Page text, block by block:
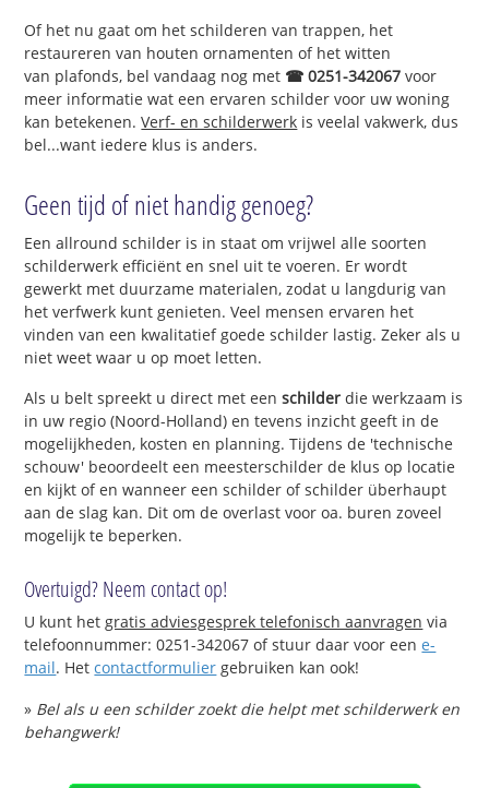
Of het nu gaat om het schilderen van trappen, het
restaureren van houten ornamenten of het witten
van plafonds, bel vandaag nog met ☎ 0251-342067 voor
meer informatie wat een ervaren schilder voor uw woning
kan betekenen.Verf- en schilderwerk is veelal vakwerk, dus
bel...want iedere klus is anders.
Geen tijd of niet handig genoeg?
Een allround schilder is in staat om vrijwel alle soorten
schilderwerk efficiënt en snel uit te voeren. Er wordt
gewerkt met duurzame materialen, zodat u langdurig van
het verfwerk kunt genieten. Veel mensen ervaren het
vinden van een kwalitatief goede schilder lastig. Zeker als u
niet weet waar u op moet letten.
Als u belt spreekt u direct met eenschilder die werkzaam is
in uw regio (Noord-Holland) en tevens inzicht geeft in de
mogelijkheden, kosten en planning. Tijdens de 'technische
schouw' beoordeelt een meesterschilder de klus op locatie
en kijkt of en wanneer een schilder of schilder überhaupt
aan de slag kan. Dit om de overlast voor oa. buren zoveel
mogelijk te beperken.
Overtuigd? Neem contact op!
U kunt hetgratis adviesgesprek telefonisch aanvragen via
telefoonnummer: 0251-342067 of stuur daar voor eene-
mail. Hetcontactformulier gebruiken kan ook!
» Bel als u een schilder zoekt die helpt met schilderwerk en
behangwerk!